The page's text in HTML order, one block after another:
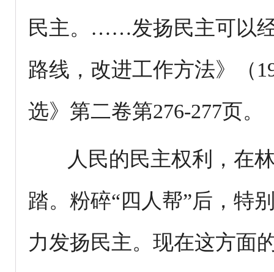
民主。……发扬民主可以
路线，改进工作方法》（
选》第二卷第276-277页。
人民的民主权利，在
踏。粉碎“四人帮”后，特
力发扬民主。现在这方面